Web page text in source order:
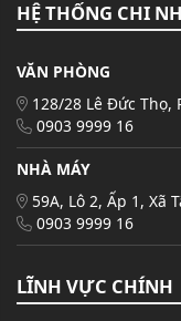
HỆ THỐNG CHI
VĂN PHÒNG
128/28 Lê Đức Thọ,
0903 9999 16
NHÀ MÁY
59A, Lô 2, Ấp 1, Xã
0903 9999 16
LĨNH VỰC CHÍNH